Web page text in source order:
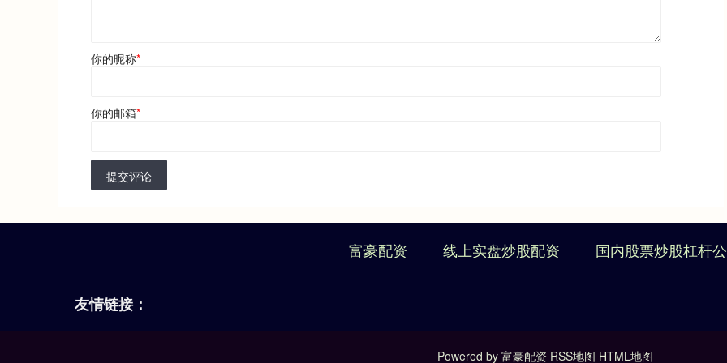
你的昵称*
你的邮箱*
提交评论
富豪配资 线上实盘炒股配资 国内股票炒股杠杆
友情链接：
Powered by 富豪配资 RSS地图 HTML地图